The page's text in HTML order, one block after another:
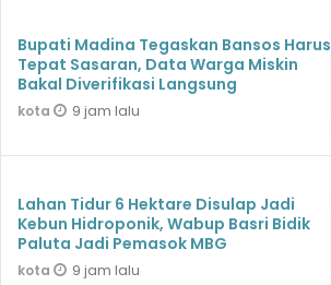
Bupati Madina Tegaskan Bansos Harus
Tepat Sasaran, Data Warga Miskin
Bakal Diverifikasi Langsung
kota 9 jam lalu
Lahan Tidur 6 Hektare Disulap Jadi
Kebun Hidroponik, Wabup Basri Bidik
Paluta Jadi Pemasok MBG
kota 9 jam lalu